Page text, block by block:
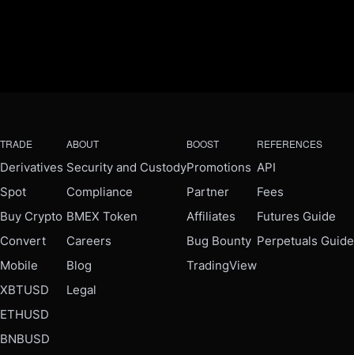
TRADE
Derivatives
Spot
Buy Crypto
Convert
Mobile
XBTUSD
ETHUSD
BNBUSD
ABOUT
Security and Custody
Compliance
BMEX Token
Careers
Blog
Legal
BOOST
Promotions
Partner
Affiliates
Bug Bounty
TradingView
REFERENCES
API
Fees
Futures Guide
Perpetuals Guide